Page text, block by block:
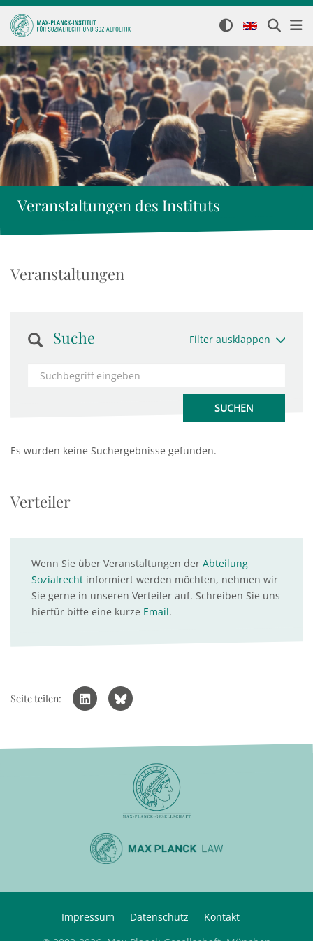
Veranstaltungen des Instituts
Veranstaltungen
Suche Filter ausklappen
Es wurden keine Suchergebnisse gefunden.
Verteiler
Wenn Sie über Veranstaltungen der Abteilung
Sozialrecht informiert werden möchten, nehmen wir
Sie gerne in unseren Verteiler auf. Schreiben Sie uns
hierfür bitte eine kurze Email.
Seite teilen:
Impressum Datenschutz
Kontakt